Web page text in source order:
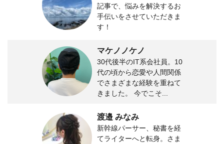
記事で、悩みを解決するお
手伝いをさせていただきま
す！
マケノノケノ
30代後半のIT系会社員。10
代の頃から恋愛や人間関係
でさまざまな経験を重ねて
きました。 今でこそ...
渡邉 みなみ
新幹線パーサー、秘書を経
てライターへと転身。さま